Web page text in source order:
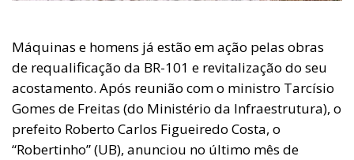
Máquinas e homens já estão em ação pelas obras
de requalificação da BR-101 e revitalização do seu
acostamento. Após reunião com o ministro Tarcísio
Gomes de Freitas (do Ministério da Infraestrutura), o
prefeito Roberto Carlos Figueiredo Costa, o
“Robertinho” (UB), anunciou no último mês de